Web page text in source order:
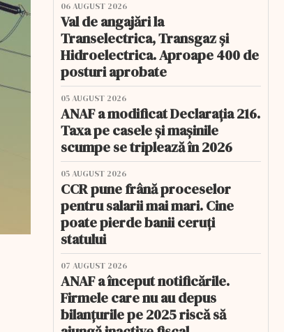
06 AUGUST 2026
Val de angajări la
Transelectrica, Transgaz și
Hidroelectrica. Aproape 400 de
posturi aprobate
05 AUGUST 2026
ANAF a modificat Declarația 216.
Taxa pe casele și mașinile
scumpe se triplează în 2026
05 AUGUST 2026
CCR pune frână proceselor
pentru salarii mai mari. Cine
poate pierde banii ceruți
statului
07 AUGUST 2026
ANAF a început notificările.
Firmele care nu au depus
bilanțurile pe 2025 riscă să